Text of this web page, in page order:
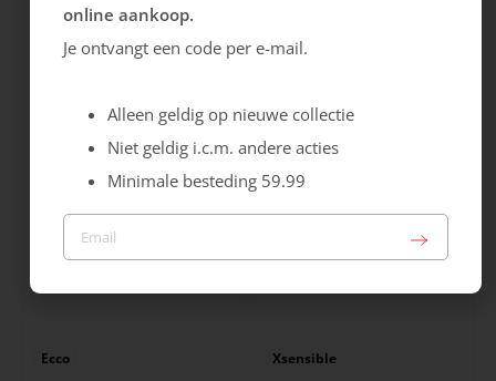
Gabor
Hairy Laars
Ecco Xsensible
online aankoop.
Je ontvangt een code per e-mail.
Alleen geldig op nieuwe collectie
Niet geldig i.c.m. andere acties
Minimale besteding 59.99